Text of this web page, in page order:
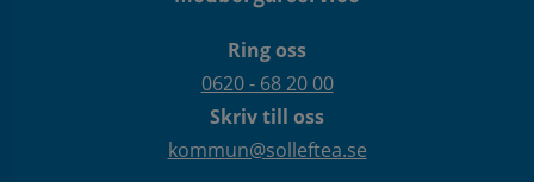
Ring oss
0620 - 68 20 00
Skriv till oss
kommun@solleftea.se